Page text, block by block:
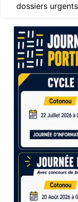
dossiers urgents